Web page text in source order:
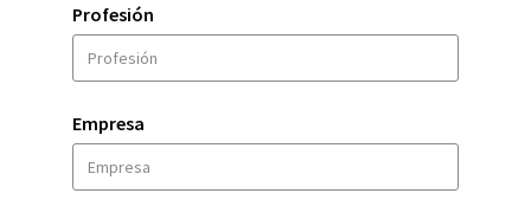
Profesión
Empresa